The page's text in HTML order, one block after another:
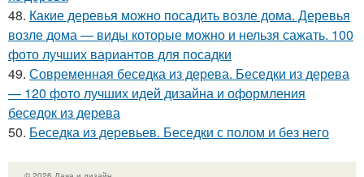
48. Какие деревья можно посадить возле дома. Деревья
возле дома — виды которые можно и нельзя сажать. 100
фото лучших вариантов для посадки
49. Современная беседка из дерева. Беседки из дерева
— 120 фото лучших идей дизайна и оформления
беседок из дерева
50. Беседка из деревьев. Беседки с полом и без него